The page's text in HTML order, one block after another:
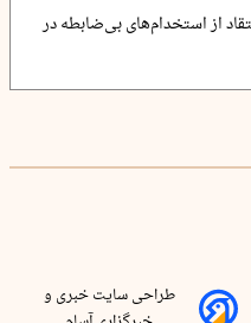
از استخدام‌های بی‌ضابطه در
طراحی سایت خبری و